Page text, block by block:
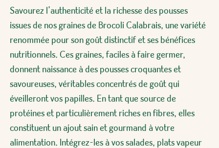
Savourez l’authenticité et la richesse des pousses
issues de nos graines de Brocoli Calabrais, une variété
renommée pour son goût distinctif et ses bénéfices
nutritionnels. Ces graines, faciles à faire germer,
donnent naissance à des pousses croquantes et
savoureuses, véritables concentrés de goût qui
éveilleront vos papilles. En tant que source de
protéines et particulièrement riches en fibres, elles
constituent un ajout sain et gourmand à votre
alimentation. Intégrez-les à vos salades, plats vapeur